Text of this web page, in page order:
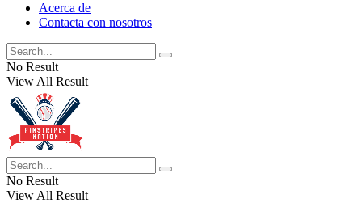
Acerca de
Contacta con nosotros
No Result
View All Result
No Result
View All Result